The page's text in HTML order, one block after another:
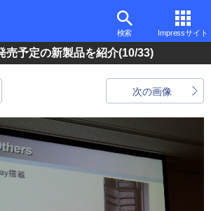
検索 Impressサイト
売予定の新製品を紹介(10/33)
次の画像